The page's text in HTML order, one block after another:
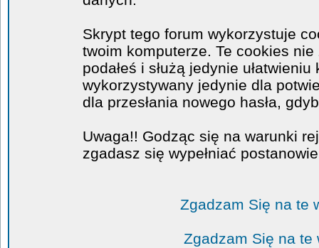
Skrypt tego forum wykorzystuje
twoim komputerze. Te cookies
podałeś i służą jedynie
wykorzystywany jedynie dla
dla przesłania nowego hasła,
Uwaga!! Godząc się na warunki
zgadasz się wypełniać
Zgadzam Się na te
Zgadzam Się na